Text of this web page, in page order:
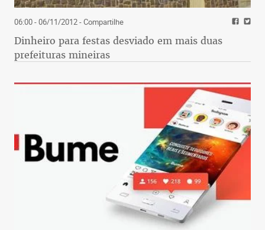
06:00 - 06/11/2012- Compartilhe
Dinheiro para festas desviado em mais duas
prefeituras mineiras